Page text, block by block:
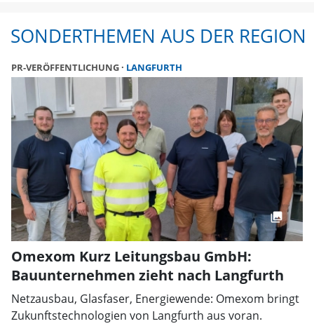
SONDERTHEMEN AUS DER REGION
PR-VERÖFFENTLICHUNG LANGFURTH
Omexom Kurz Leitungsbau GmbH:
Bauunternehmen zieht nach Langfurth
Netzausbau, Glasfaser, Energiewende: Omexom bringt
Zukunftstechnologien von Langfurth aus voran.